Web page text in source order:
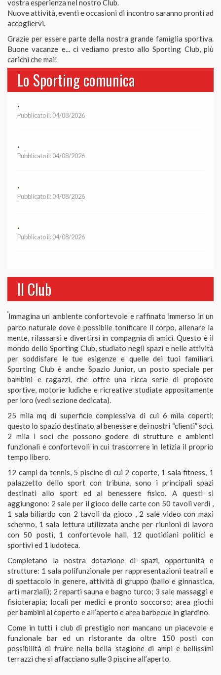
Nuove attività, eventi e occasioni di incontro saranno pronti ad
accogliervi.
Grazie per essere parte della nostra grande famiglia sportiva.
Buone vacanze e... ci vediamo presto allo Sporting Club, più
carichi che mai!
Lo Sporting comunica
.
Pubblicato il: 04/08/2026
.
Pubblicato il: 04/08/2026
.
Pubblicato il: 04/08/2026
.
Pubblicato il: 04/08/2026
Il Club
Immagina un ambiente confortevole e raffinato immerso in un
parco naturale dove è possibile tonificare il corpo, allenare la
mente, rilassarsi e divertirsi in compagnia di amici. Questo è il
mondo dello Sporting Club, studiato negli spazi e nelle attività
per soddisfare le tue esigenze e quelle dei tuoi familiari.
Sporting Club è anche Spazio Junior, un posto speciale per
bambini e ragazzi, che offre una ricca serie di proposte
sportive, motorie ludiche e ricreative studiate appositamente
per loro (vedi sezione dedicata).
25 mila mq di superficie complessiva di cui 6 mila coperti;
questo lo spazio destinato al benessere dei nostri “clienti” soci.
2 mila i soci che possono godere di strutture e ambienti
funzionali e confortevoli in cui trascorrere in letizia il proprio
tempo libero.
12 campi da tennis, 5 piscine di cui 2 coperte, 1 sala fitness, 1
palazzetto dello sport con tribuna, sono i principali spazi
destinati allo sport ed al benessere fisico. A questi si
aggiungono: 2 sale per il gioco delle carte con 50 tavoli verdi ,
1 sala biliardo con 2 tavoli da gioco , 2 sale video con maxi
schermo, 1 sala lettura utilizzata anche per riunioni di lavoro
con 50 posti, 1 confortevole hall, 12 quotidiani politici e
sportivi ed 1 ludoteca.
Completano la nostra dotazione di spazi, opportunità e
strutture: 1 sala polifunzionale per rappresentazioni teatrali e
di spettacolo in genere, attività di gruppo (ballo e ginnastica,
arti marziali); 2 reparti sauna e bagno turco; 3 sale massaggi e
fisioterapia; locali per medici e pronto soccorso; area giochi
per bambini al coperto e all’aperto e area barbecue in giardino.
Come in tutti i club di prestigio non mancano un piacevole e
funzionale bar ed un ristorante da oltre 150 posti con
possibilità di fruire nella bella stagione di ampi e bellissimi
terrazzi che si affacciano sulle 3 piscine all’aperto.